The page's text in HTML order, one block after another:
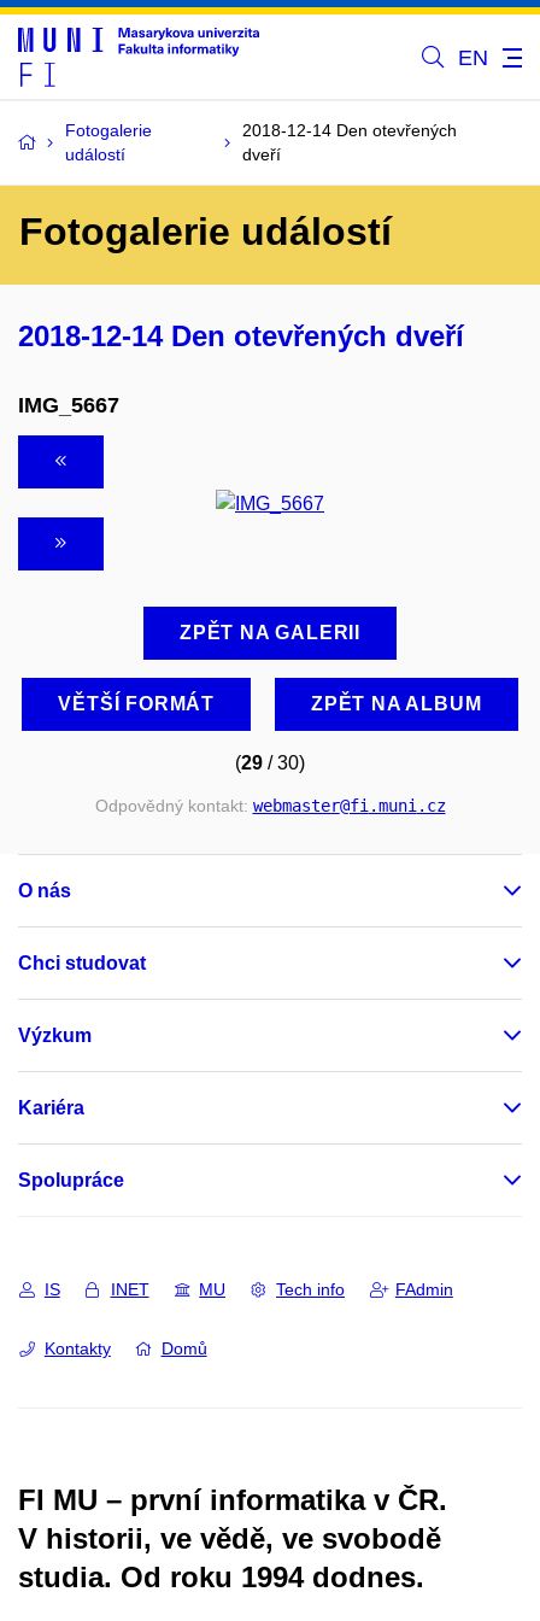
EN
Fotogalerie
událostí
2018-12-14 Den otevřených
dveří
Fotogalerie událostí
2018-12-14 Den otevřených dveří
IMG_5667
ZPĚT NA GALERII
VĚTŠÍ FORMÁT ZPĚT NA ALBUM
(29 / 30)
Odpovědný kontakt: webmaster@fi.muni.cz
O nás
Chci studovat
Výzkum
Kariéra
Spolupráce
IS INET MU Tech info FAdmin
Kontakty Domů
FI MU – první informatika v ČR.
V historii, ve vědě, ve svobodě
studia. Od roku 1994 dodnes.